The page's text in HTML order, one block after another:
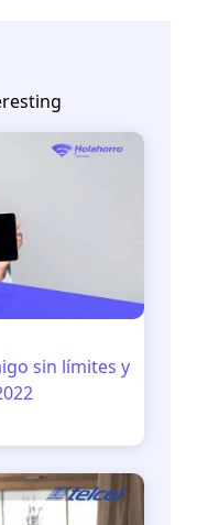
sin límites y